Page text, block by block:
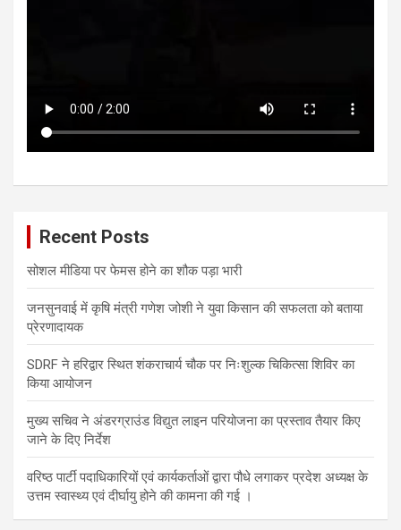
Recent Posts
सोशल मीडिया पर फेमस होने का शौक पड़ा भारी
जनसुनवाई में कृषि मंत्री गणेश जोशी ने युवा किसान की सफलता को बताया
प्रेरणादायक
SDRF ने हरिद्वार स्थित शंकराचार्य चौक पर निःशुल्क चिकित्सा शिविर का
किया आयोजन
मुख्य सचिव ने अंडरग्राउंड विद्युत लाइन परियोजना का प्रस्ताव तैयार किए
जाने के दिए निर्देश
वरिष्ठ पार्टी पदाधिकारियों एवं कार्यकर्ताओं द्वारा पौधे लगाकर प्रदेश अध्यक्ष के
उत्तम स्वास्थ्य एवं दीर्घायु होने की कामना की गई ।